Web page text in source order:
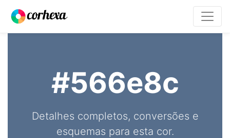
#566e8c
Detalhes completos, conversões e
esquemas para esta cor.